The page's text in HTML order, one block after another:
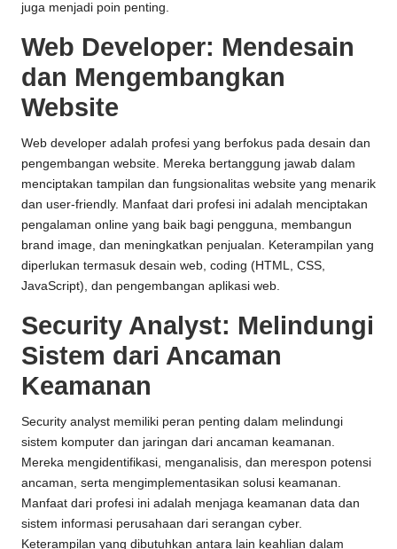
juga menjadi poin penting.
Web Developer: Mendesain
dan Mengembangkan
Website
Web developer adalah profesi yang berfokus pada desain dan
pengembangan website. Mereka bertanggung jawab dalam
menciptakan tampilan dan fungsionalitas website yang menarik
dan user-friendly. Manfaat dari profesi ini adalah menciptakan
pengalaman online yang baik bagi pengguna, membangun
brand image, dan meningkatkan penjualan. Keterampilan yang
diperlukan termasuk desain web, coding (HTML, CSS,
JavaScript), dan pengembangan aplikasi web.
Security Analyst: Melindungi
Sistem dari Ancaman
Keamanan
Security analyst memiliki peran penting dalam melindungi
sistem komputer dan jaringan dari ancaman keamanan.
Mereka mengidentifikasi, menganalisis, dan merespon potensi
ancaman, serta mengimplementasikan solusi keamanan.
Manfaat dari profesi ini adalah menjaga keamanan data dan
sistem informasi perusahaan dari serangan cyber.
Keterampilan yang dibutuhkan antara lain keahlian dalam